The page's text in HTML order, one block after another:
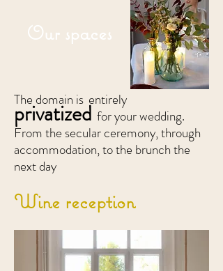
Our spaces
The domain is entirely
privatizedfor your wedding.
From the secular ceremony, through
accommodation, to the brunch the
next day
Wine reception